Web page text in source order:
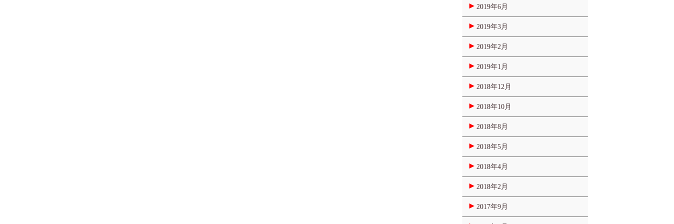
2019年6月
2019年3月
2019年2月
2019年1月
2018年12月
2018年10月
2018年8月
2018年5月
2018年4月
2018年2月
2017年9月